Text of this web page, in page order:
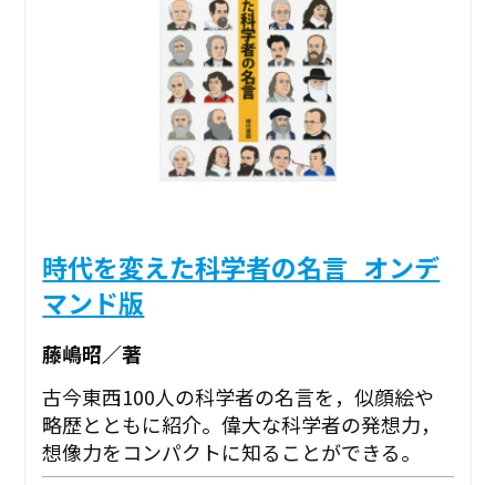
時代を変えた科学者の名言_オンデ
マンド版
藤嶋昭／著
古今東西100人の科学者の名言を，似顔絵や
略歴とともに紹介。偉大な科学者の発想力，
想像力をコンパクトに知ることができる。